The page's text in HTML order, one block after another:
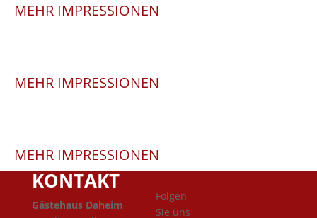
MEHR IMPRESSIONEN
MEHR IMPRESSIONEN
MEHR IMPRESSIONEN
KONTAKT
Gästehaus Daheim
Folgen
Sie uns